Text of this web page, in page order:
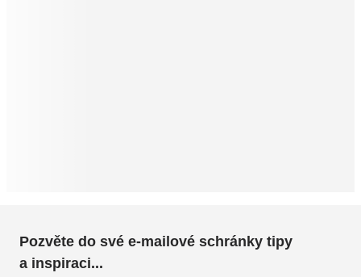
Pozvěte do své e-mailové schránky tipy
a inspiraci...